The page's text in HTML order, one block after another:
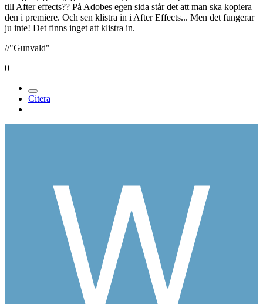
till After effects?? På Adobes egen sida står det att man ska kopiera
den i premiere. Och sen klistra in i After Effects... Men det fungerar
ju inte! Det finns inget att klistra in.
//"Gunvald"
0
Citera